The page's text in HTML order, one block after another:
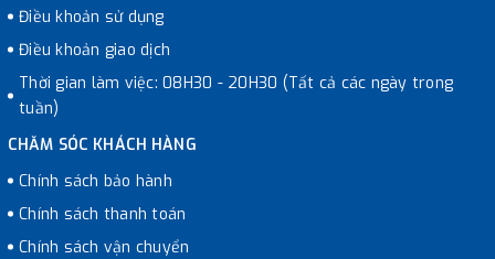
Điều khoản sử dụng
Điều khoản giao dịch
Thời gian làm việc: 08H30 - 20H30 (Tất cả các ngày trong
tuần)
CHĂM SÓC KHÁCH HÀNG
Chính sách bảo hành
Chính sách thanh toán
Chính sách vận chuyển